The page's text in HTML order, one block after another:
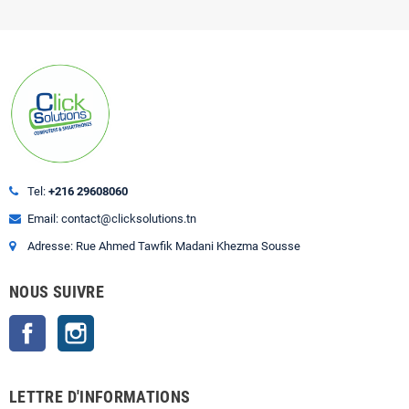
Tel: +216 29608060
Email: contact@clicksolutions.tn
Adresse: Rue Ahmed Tawfik Madani Khezma Sousse
NOUS SUIVRE
Facebook
LETTRE D'INFORMATIONS